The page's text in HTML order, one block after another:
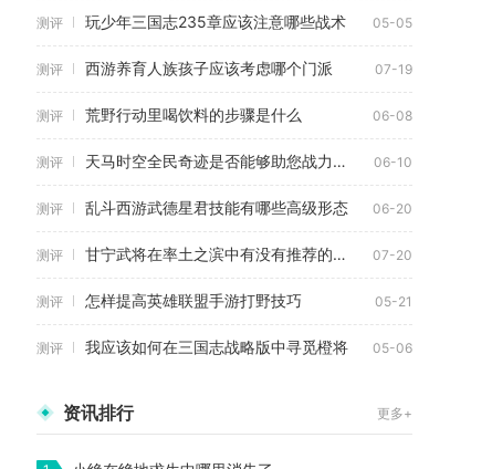
测评 玩少年三国志235章应该注意哪些战术 05-05
测评 西游养育人族孩子应该考虑哪个门派 07-19
测评 荒野行动里喝饮料的步骤是什么 06-08
测评 天马时空全民奇迹是否能够助您战力飞升 06-10
测评 乱斗西游武德星君技能有哪些高级形态 06-20
测评 甘宁武将在率土之滨中有没有推荐的阵容搭配 07-20
测评 怎样提高英雄联盟手游打野技巧 05-21
测评 我应该如何在三国志战略版中寻觅橙将 05-06
资讯排行 更多+